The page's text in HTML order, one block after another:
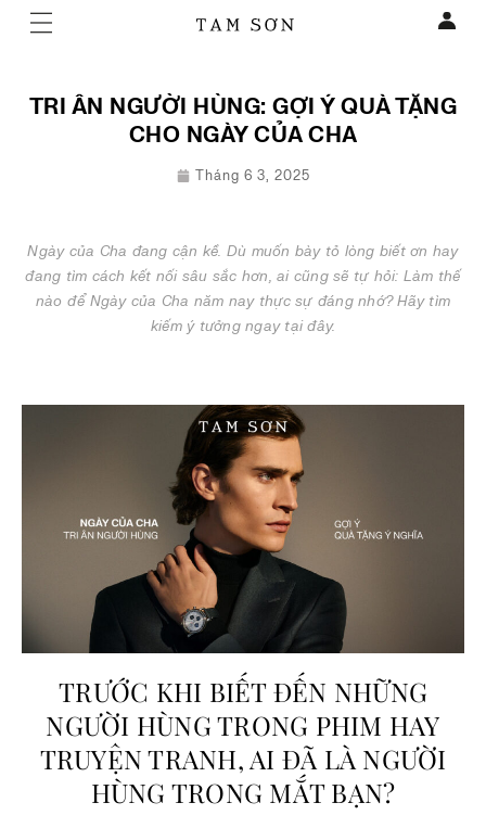
TRI ÂN NGƯỜI HÙNG: GỢI Ý QUÀ TẶNG
CHO NGÀY CỦA CHA
Tháng 6 3, 2025
Ngày của Cha đang cận kề. Dù muốn bày tỏ lòng biết ơn hay
đang tìm cách kết nối sâu sắc hơn, ai cũng sẽ tự hỏi: Làm thế
nào để Ngày của Cha năm nay thực sự đáng nhớ? Hãy tìm
kiếm ý tưởng ngay tại đây.
TRƯỚC KHI BIẾT ĐẾN NHỮNG
NGƯỜI HÙNG TRONG PHIM HAY
TRUYỆN TRANH, AI ĐÃ LÀ NGƯỜI
HÙNG TRONG MẮT BẠN?